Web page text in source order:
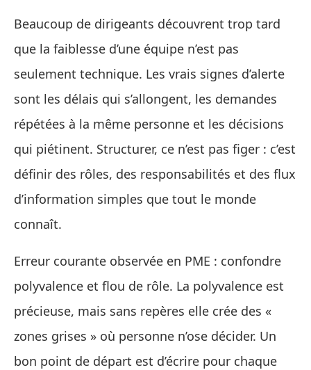
Beaucoup de dirigeants découvrent trop tard
que la faiblesse d’une équipe n’est pas
seulement technique. Les vrais signes d’alerte
sont les délais qui s’allongent, les demandes
répétées à la même personne et les décisions
qui piétinent. Structurer, ce n’est pas figer : c’est
définir des rôles, des responsabilités et des flux
d’information simples que tout le monde
connaît.
Erreur courante observée en PME : confondre
polyvalence et flou de rôle. La polyvalence est
précieuse, mais sans repères elle crée des «
zones grises » où personne n’ose décider. Un
bon point de départ est d’écrire pour chaque